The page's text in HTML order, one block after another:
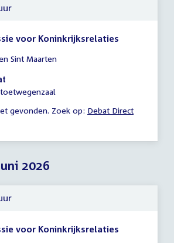
voor Koninkrijksrelaties
Sint Maarten
gevonden. Zoek op: External
Debat Direct
2026
voor Koninkrijksrelaties